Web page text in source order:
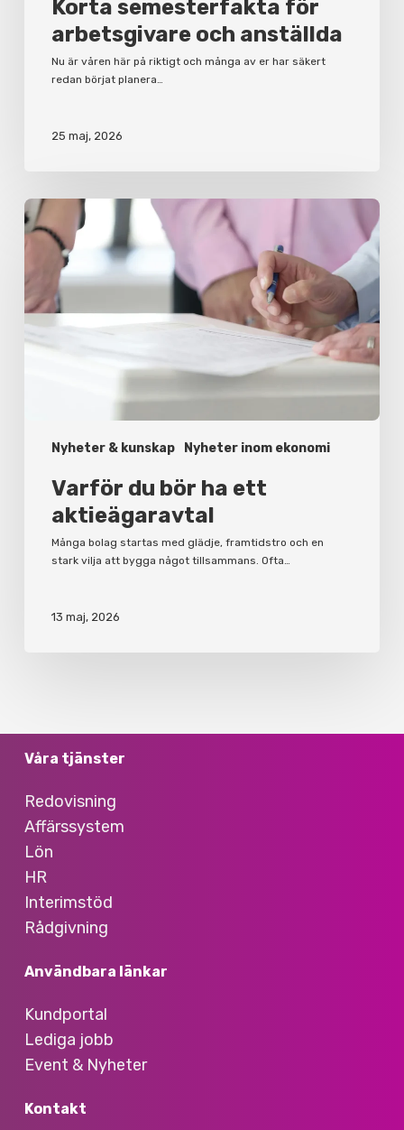
Korta semesterfakta för
arbetsgivare och anställda
Nu är våren här på riktigt och många av er har säkert
redan börjat planera…
25 maj, 2026
Nyheter & kunskap Nyheter inom ekonomi
Varför
du
ett
aktieägaravtal
Varför du bör ha ett
aktieägaravtal
Många bolag startas med glädje, framtidstro och en
stark vilja att bygga något tillsammans. Ofta…
13 maj, 2026
Våra tjänster
Redovisning
Affärssystem
Lön
HR
Interimstöd
Rådgivning
Användbara länkar
Kundportal
Lediga jobb
Event & Nyheter
Kontakt